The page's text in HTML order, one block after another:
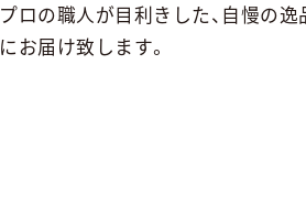
プロの職人が目利きした、自慢の逸
にお届け致します。